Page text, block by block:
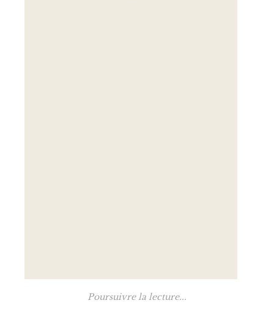
Poursuivre la lecture...